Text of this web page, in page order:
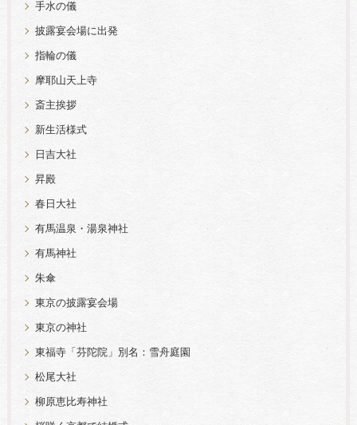
手水の儀
披露宴会場に出発
指輪の儀
摩耶山天上寺
斎主挨拶
新生活様式
日吉大社
昇殿
春日大社
有馬温泉・湯泉神社
有馬神社
朱傘
東京の披露宴会場
東京の神社
東福寺「芬陀院」別名：雪舟庭園
松尾大社
柳原恵比寿神社